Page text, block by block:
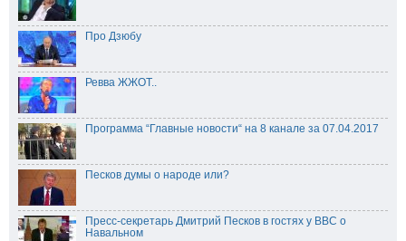
Про Дзюбу
Ревва ЖЖОТ..
Программа “Главные новости“ на 8 канале за 07.04.2017
Песков думы о народе или?
Пресс-секретарь Дмитрий Песков в гостях у BBC о
Навальном